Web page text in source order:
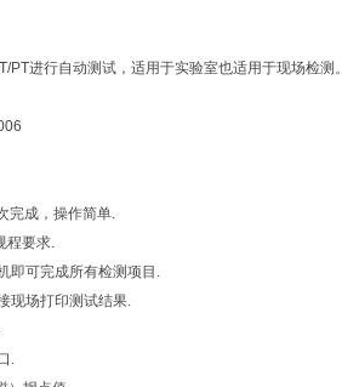
PT进行自动测试，适用于实验室也适用于现场检测。
完成，操作简单.
程要求.
即可完成所有检测项目.
现场打印测试结果.
.